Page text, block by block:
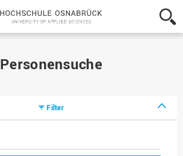
Hochschule
Osnabrück
-
Personensuche
Filter